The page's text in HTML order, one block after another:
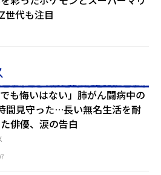
世代も注目
でも悔いはない」肺がん闘病中の
間見守った…長い無名生活を耐
俳優、涙の告白